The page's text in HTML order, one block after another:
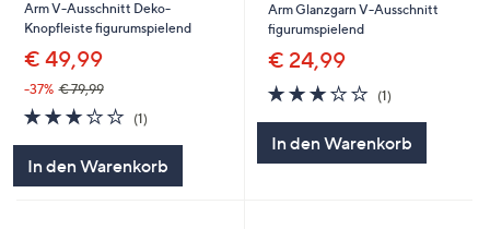
Arm V-Ausschnitt Deko-
Knopfleiste figurumspielend
€ 49,99
-37% € 79,99
3.0
von
(1)1
In den Warenkorb
Arm Glanzgarn V-Ausschnitt
figurumspielend
€ 24,99
3.0
von
(1)1
In den Warenkorb